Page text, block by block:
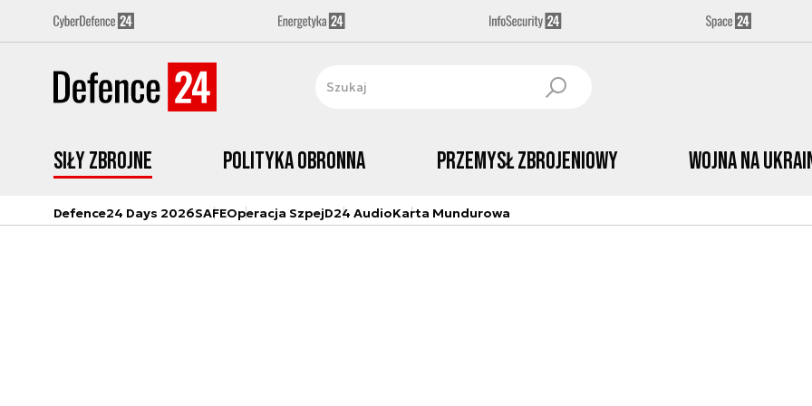
Siły zbrojne Polityka obronna Przemysł Zbrojeniowy Wojna na
Defence24 Days 2026SAFEOperacja SzpejD24 AudioKarta Mundurowa